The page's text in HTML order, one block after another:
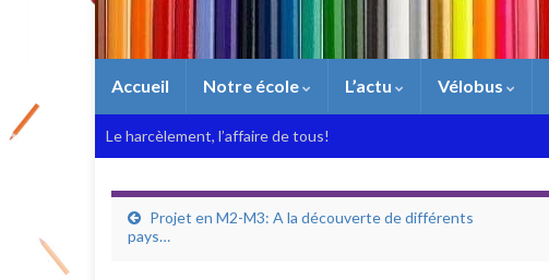
Accueil Notre école L’actu Vélobus
Le harcèlement, l’affaire de tous!
Projet en M2-M3: A la découverte de différents
pays…